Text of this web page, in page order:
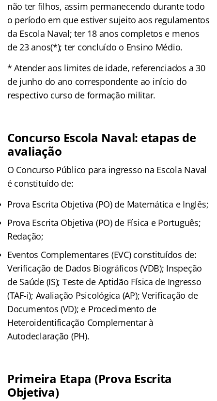
não ter filhos, assim permanecendo durante todo
o período em que estiver sujeito aos regulamentos
da Escola Naval; ter 18 anos completos e menos
de 23 anos(*); ter concluído o Ensino Médio.
* Atender aos limites de idade, referenciados a 30
de junho do ano correspondente ao início do
respectivo curso de formação militar.
Concurso Escola Naval: etapas de
avaliação
O Concurso Público para ingresso na Escola Naval
é constituído de:
Prova Escrita Objetiva (PO) de Matemática e Inglês;
Prova Escrita Objetiva (PO) de Física e Português;
Redação;
Eventos Complementares (EVC) constituídos de:
Verificação de Dados Biográficos (VDB); Inspeção
de Saúde (IS); Teste de Aptidão Física de Ingresso
(TAF-i); Avaliação Psicológica (AP); Verificação de
Documentos (VD); e Procedimento de
Heteroidentificação Complementar à
Autodeclaração (PH).
Primeira Etapa (Prova Escrita
Objetiva)